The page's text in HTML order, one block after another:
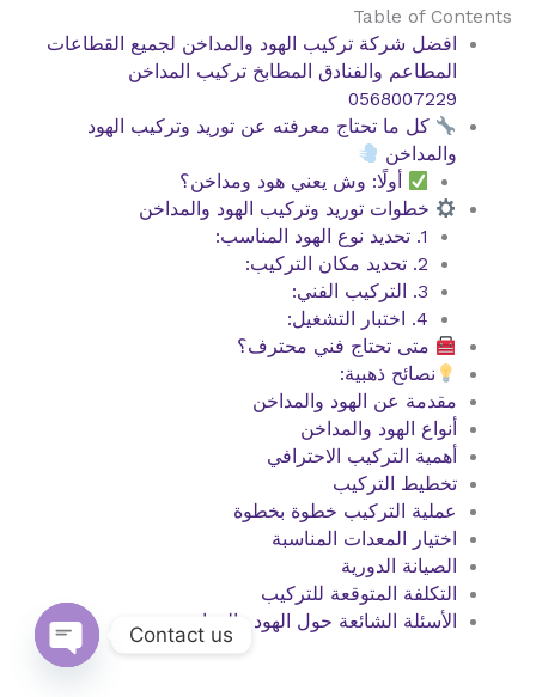
Table of Contents
افضل شركة تركيب الهود والمداخن لجميع القطاعات
المطاعم والفنادق المطابخ تركيب المداخن
0568007229
كل ما تحتاج معرفته عن توريد وتركيب الهود
والمداخن
أولًا: وش يعني هود ومداخن؟
خطوات توريد وتركيب الهود والمداخن
1. تحديد نوع الهود المناسب:
2. تحديد مكان التركيب:
3. التركيب الفني:
4. اختبار التشغيل:
متى تحتاج فني محترف؟
نصائح ذهبية:
مقدمة عن الهود والمداخن
أنواع الهود والمداخن
أهمية التركيب الاحترافي
تخطيط التركيب
عملية التركيب خطوة بخطوة
اختيار المعدات المناسبة
الصيانة الدورية
التكلفة المتوقعة للتركيب
الأسئلة الشائعة حول الهود والمداخن
Contact us
Open